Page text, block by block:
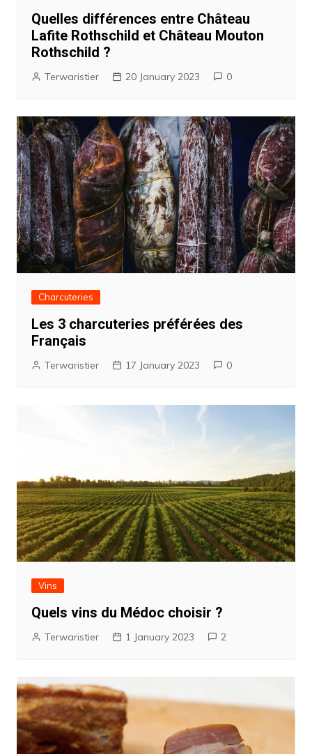
Quelles différences entre Château
Lafite Rothschild et Château Mouton
Rothschild ?
Terwaristier 20 January 2023 0
Charcuteries
Les 3 charcuteries préférées des
Français
Terwaristier 17 January 2023 0
Vins
Quels vins du Médoc choisir ?
Terwaristier 1 January 2023 2